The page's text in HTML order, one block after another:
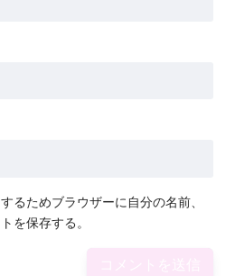
るためブラウザーに自分の名前、
を保存する。